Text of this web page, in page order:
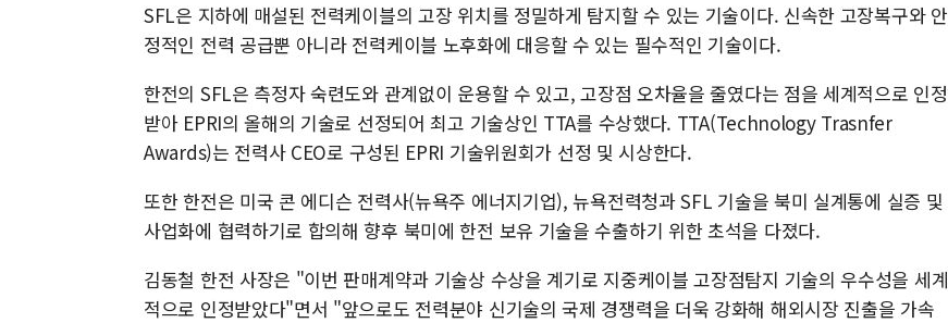
SFL은 지하에 매설된 전력케이블의 고장 위치를 정밀하게 탐지할 수 있는 기술이다. 신속한 고장복구와 안
정적인 전력 공급뿐 아니라 전력케이블 노후화에 대응할 수 있는 필수적인 기술이다.
한전의 SFL은 측정자 숙련도와 관계없이 운용할 수 있고, 고장점 오차율을 줄였다는 점을 세계적으로 인정
받아 EPRI의 올해의 기술로 선정되어 최고 기술상인 TTA를 수상했다. TTA(Technology Trasnfer
Awards)는 전력사 CEO로 구성된 EPRI 기술위원회가 선정 및 시상한다.
또한 한전은 미국 콘 에디슨 전력사(뉴욕주 에너지기업), 뉴욕전력청과 SFL 기술을 북미 실계통에 실증 및
사업화에 협력하기로 합의해 향후 북미에 한전 보유 기술을 수출하기 위한 초석을 다졌다.
김동철 한전 사장은 "이번 판매계약과 기술상 수상을 계기로 지중케이블 고장점탐지 기술의 우수성을 세계
적으로 인정받았다"면서 "앞으로도 전력분야 신기술의 국제 경쟁력을 더욱 강화해 해외시장 진출을 가속